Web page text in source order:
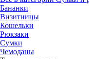
Бананки
Визитницы
Кошельки
Рюкзаки
Сумки
Чемоданы